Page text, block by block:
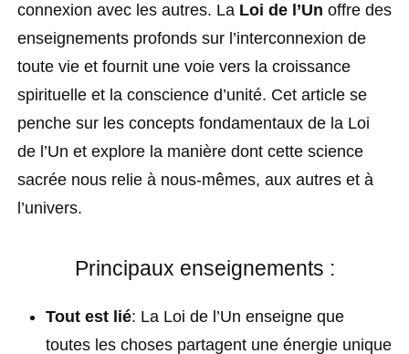
connexion avec les autres. La Loi de l’Un offre des
enseignements profonds sur l’interconnexion de
toute vie et fournit une voie vers la croissance
spirituelle et la conscience d’unité. Cet article se
penche sur les concepts fondamentaux de la Loi
de l’Un et explore la manière dont cette science
sacrée nous relie à nous-mêmes, aux autres et à
l’univers.
Principaux enseignements :
Tout est lié: La Loi de l’Un enseigne que
toutes les choses partagent une énergie unique